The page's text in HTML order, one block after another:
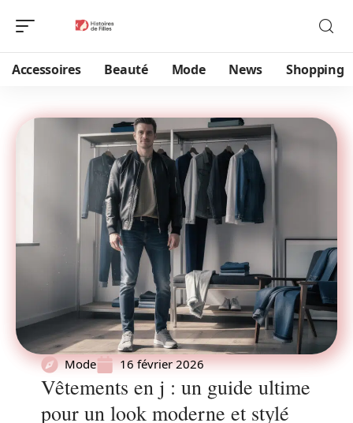
Accessoires Beauté Mode News Shopping
Mode 16 février 2026
Vêtements en j : un guide ultime
pour un look moderne et stylé